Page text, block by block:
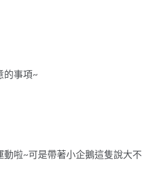
的事項~
啦~可是帶著小企鵝這隻說大不